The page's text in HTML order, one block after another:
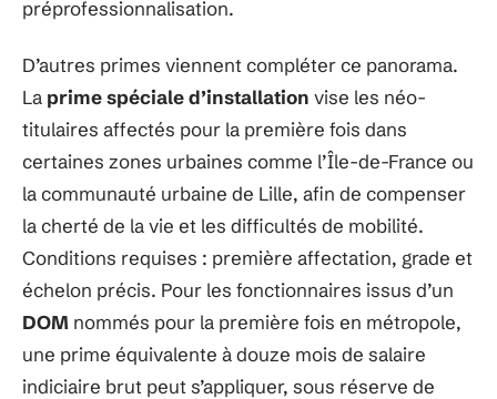
préprofessionnalisation.
D’autres primes viennent compléter ce panorama.
La prime spéciale d’installation vise les néo-
titulaires affectés pour la première fois dans
certaines zones urbaines comme l’Île-de-France ou
la communauté urbaine de Lille, afin de compenser
la cherté de la vie et les difficultés de mobilité.
Conditions requises : première affectation, grade et
échelon précis. Pour les fonctionnaires issus d’un
DOM nommés pour la première fois en métropole,
une prime équivalente à douze mois de salaire
indiciaire brut peut s’appliquer, sous réserve de